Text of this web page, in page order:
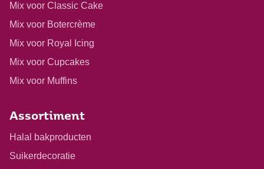
Mix voor Classic Cake
Mix voor Botercrème
Mix voor Royal Icing
Mix voor Cupcakes
Mix voor Muffins
Assortiment
Halal bakproducten
Suikerdecoratie